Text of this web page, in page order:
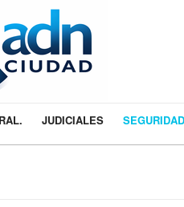
JUDICIALES SEGURIDAD